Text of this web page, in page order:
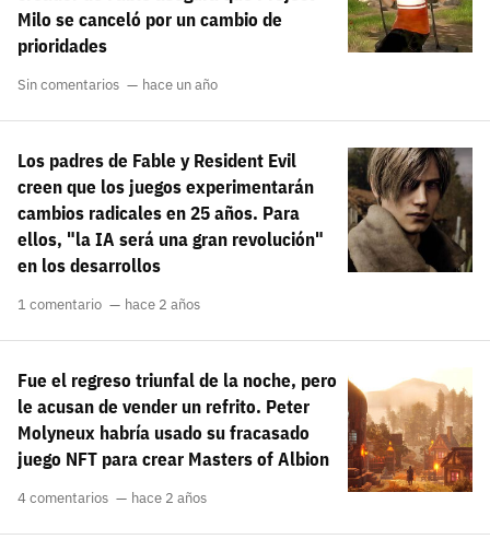
Milo se canceló por un cambio de
prioridades
Sin comentarios hace un año
Los padres de Fable y Resident Evil
creen que los juegos experimentarán
cambios radicales en 25 años. Para
ellos, "la IA será una gran revolución"
en los desarrollos
1 comentario hace 2 años
Fue el regreso triunfal de la noche, pero
le acusan de vender un refrito. Peter
Molyneux habría usado su fracasado
juego NFT para crear Masters of Albion
4 comentarios hace 2 años